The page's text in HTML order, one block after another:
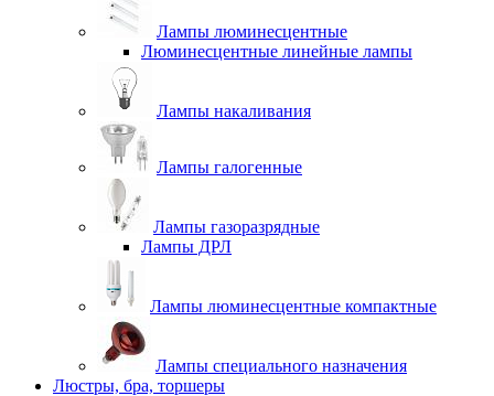
Лампы люминесцентные
Люминесцентные линейные лампы
Лампы накаливания
Лампы галогенные
Лампы газоразрядные
Лампы ДРЛ
Лампы люминесцентные компактные
Лампы специального назначения
Люстры, бра, торшеры